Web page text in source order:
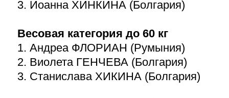
3. Йоанна ХИНКИНА (Болгария)
Весовая категория до 60 кг
1. Андреа ФЛОРИАН (Румыния)
2. Виолета ГЕНЧЕВА (Болгария)
3. Станислава ХИКИНА (Болгария)